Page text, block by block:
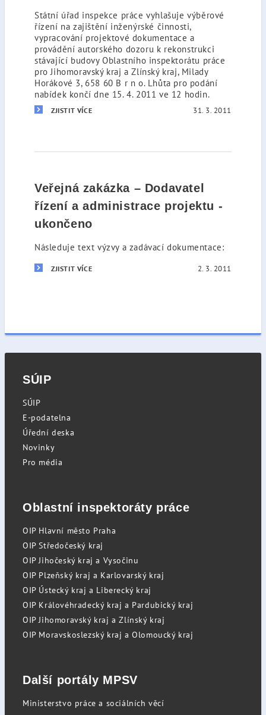
Státní úřad inspekce práce vyhlašuje výběrové
řízení na zajištění inženýrské činnosti,
vypracování projektové dokumentace a
provádění autorského dozoru k rekonstrukci
stávající budovy Oblastního inspektorátu práce
pro Jihomoravský kraj a Zlínský kraj, Milady
Horákové 3, 658 60 B r n o. Lhůta pro podání
nabídek končí dne 15. 4. 2011 ve 12 hodin.
ZJISTIT VÍCE 31. 3. 2011
Veřejná zakázka – Dodavatel
řízení a administrace projektu -
ukončeno
Následuje text výzvy a zadávací dokumentace:
ZJISTIT VÍCE 2. 3. 2011
SÚIP
SÚIP
E-podatelna
Úřední deska
Novinky
Pro média
Oblastní inspektoráty práce
OIP Hlavní město Praha
OIP Středočeský kraj
OIP Jihočeský kraj a Vysočinu
OIP Plzeňský kraj a Karlovarský kraj
OIP Ústecký kraj a Liberecký kraj
OIP Královéhradecký kraj a Pardubický kraj
OIP Jihomoravský kraj a Zlínský kraj
OIP Moravskoslezský kraj a Olomoucký kraj
Další portály MPSV
Ministerstvo práce a sociálních věcí